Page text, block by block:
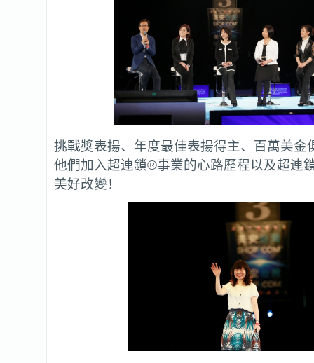
挑戰獎表揚、年度最佳表揚得主、百萬美金
他們加入超連鎖®事業的心路歷程以及超連
美好改變！